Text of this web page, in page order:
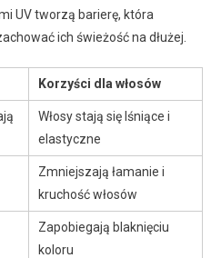
UV tworzą barierę, która
ich świeżość na dłużej.
Korzyści dla włosów
Włosy stają się lśniące i
elastyczne
Zmniejszają łamanie i
kruchość włosów
Zapobiegają blaknięciu
koloru